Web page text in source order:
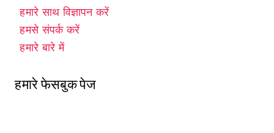
हमारे साथ विज्ञापन करें
हमसे संपर्क करें
हमारे बारे में
हमारे फेसबुक पेज